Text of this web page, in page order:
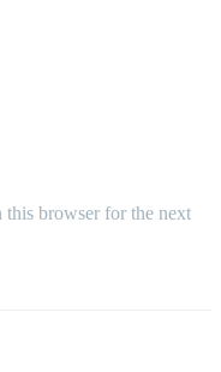
this browser for the next